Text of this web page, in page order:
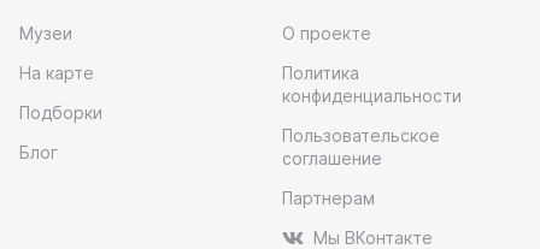
Музеи
На карте
Подборки
Блог
О проекте
Политика
конфиденциальности
Пользовательское
соглашение
Партнерам
Мы ВКонтакте